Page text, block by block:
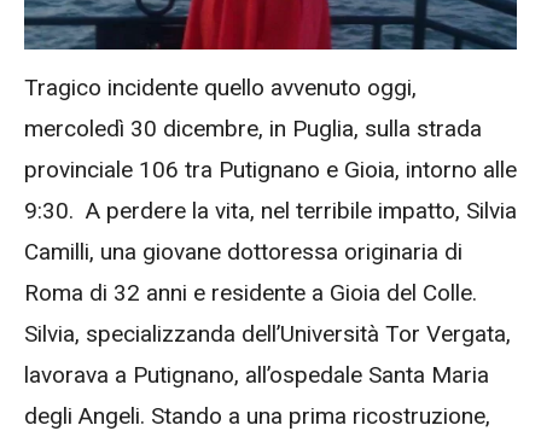
Tragico incidente quello avvenuto oggi,
mercoledì 30 dicembre, in Puglia, sulla strada
provinciale 106 tra Putignano e Gioia, intorno alle
9:30. A perdere la vita, nel terribile impatto, Silvia
Camilli, una giovane dottoressa originaria di
Roma di 32 anni e residente a Gioia del Colle.
Silvia, specializzanda dell’Università Tor Vergata,
lavorava a Putignano, all’ospedale Santa Maria
degli Angeli. Stando a una prima ricostruzione,